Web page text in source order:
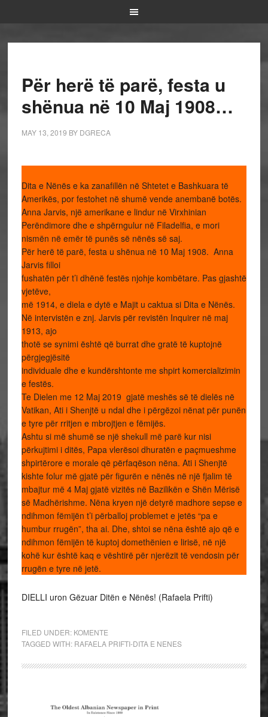
Për herë të parë, festa u
shënua në 10 Maj 1908…
MAY 13, 2019 BY DGRECA
Dita e Nënës e ka zanafillën në Shtetet e Bashkuara të
Amerikës, por festohet në shumë vende anembanë botës.
Anna Jarvis, një amerikane e lindur në Virxhinian
Perëndimore dhe e shpërngulur në Filadelfia, e mori
nismën në emër të punës së nënës së saj.
Për herë të parë, festa u shënua në 10 Maj 1908. Anna
Jarvis filloi
fushatën për t’i dhënë festës njohje kombëtare. Pas gjashtë
vjetëve,
më 1914, e diela e dytë e Majit u caktua si Dita e Nënës.
Në intervistën e znj. Jarvis për revistën Inquirer në maj
1913, ajo
thotë se synimi është që burrat dhe gratë të kuptojnë
përgjegjësitë
individuale dhe e kundërshtonte me shpirt komercializimin
e festës.
Te Dielen me 12 Maj 2019 gjatë meshës së të dielës në
Vatikan, Ati i Shenjtë u ndal dhe i përgëzoi nënat për punën
e tyre për rritjen e mbrojtjen e fëmijës.
Ashtu si më shumë se një shekull më parë kur nisi
përkujtimi i ditës, Papa vlerësoi dhuratën e paçmueshme
shpirtërore e morale që përfaqëson nëna. Ati i Shenjtë
kishte folur më gjatë për figurën e nënës në një fjalim të
mbajtur më 4 Maj gjatë vizitës në Bazilikën e Shën Mërisë
së Madhërishme. Nëna kryen një detyrë madhore sepse e
ndihmon fëmijën t’i përballoj problemet e jetës “pa e
humbur rrugën”, tha ai. Dhe, shtoi se nëna është ajo që e
ndihmon fëmijën të kuptoj domethënien e lirisë, në një
kohë kur është kaq e vështirë për njerëzit të vendosin për
rrugën e tyre në jetë.
DIELLI uron Gëzuar Ditën e Nënës! (Rafaela Prifti)
FILED UNDER: KOMENTE
TAGGED WITH: RAFAELA PRIFTI-DITA E NENES